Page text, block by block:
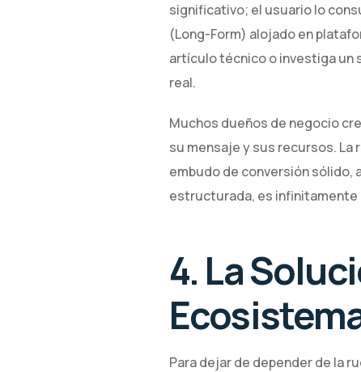
significativo; el usuario lo
(Long-Form) alojado en
artículo técnico o investiga un
real.
Muchos dueños de negocio
su mensaje y sus recursos. La
embudo de conversión sólido,
estructurada, es infinitamente
4. La
Para dejar de depender de la